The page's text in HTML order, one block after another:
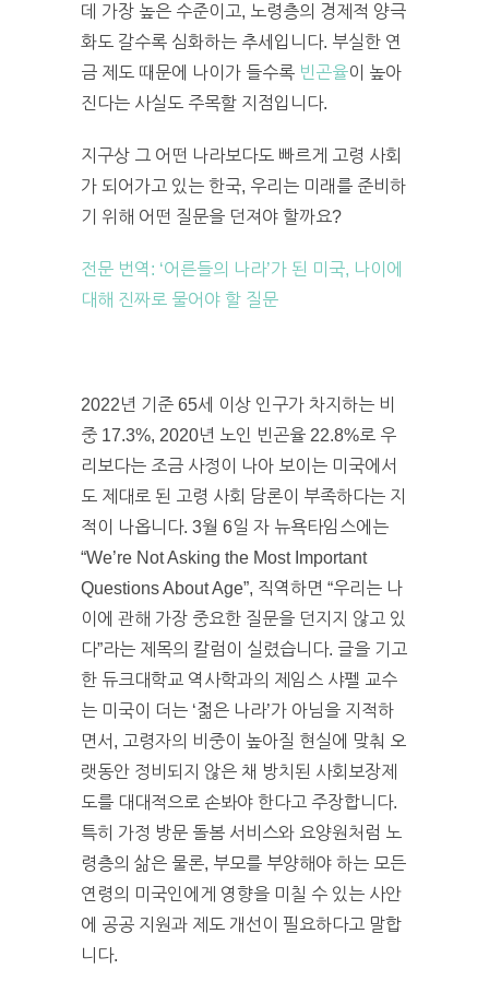
데 가장 높은 수준이고, 노령층의 경제적 양극
화도 갈수록 심화하는 추세입니다. 부실한 연
금 제도 때문에 나이가 들수록 빈곤율이 높아
진다는 사실도 주목할 지점입니다.
지구상 그 어떤 나라보다도 빠르게 고령 사회
가 되어가고 있는 한국, 우리는 미래를 준비하
기 위해 어떤 질문을 던져야 할까요?
전문 번역: ‘어른들의 나라’가 된 미국, 나이에
대해 진짜로 물어야 할 질문
2022년 기준 65세 이상 인구가 차지하는 비
중 17.3%, 2020년 노인 빈곤율 22.8%로 우
리보다는 조금 사정이 나아 보이는 미국에서
도 제대로 된 고령 사회 담론이 부족하다는 지
적이 나옵니다. 3월 6일 자 뉴욕타임스에는
“We’re Not Asking the Most Important
Questions About Age”, 직역하면 “우리는 나
이에 관해 가장 중요한 질문을 던지지 않고 있
다”라는 제목의 칼럼이 실렸습니다. 글을 기고
한 듀크대학교 역사학과의 제임스 샤펠 교수
는 미국이 더는 ‘젊은 나라’가 아님을 지적하
면서, 고령자의 비중이 높아질 현실에 맞춰 오
랫동안 정비되지 않은 채 방치된 사회보장제
도를 대대적으로 손봐야 한다고 주장합니다.
특히 가정 방문 돌봄 서비스와 요양원처럼 노
령층의 삶은 물론, 부모를 부양해야 하는 모든
연령의 미국인에게 영향을 미칠 수 있는 사안
에 공공 지원과 제도 개선이 필요하다고 말합
니다.